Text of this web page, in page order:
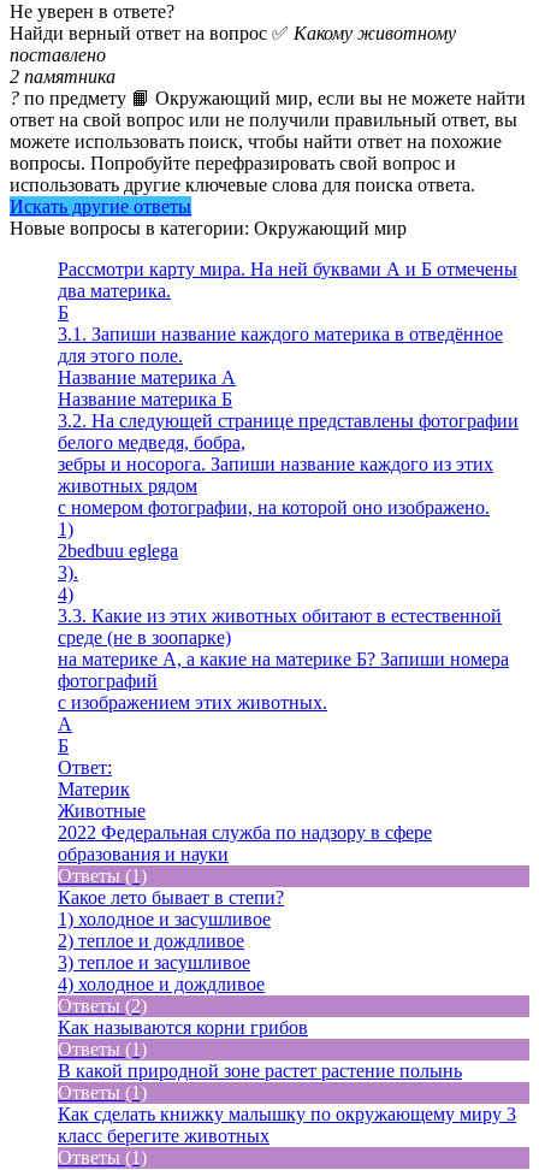
Не уверен в ответе?
Найди верный ответ на вопрос ✅ Какому животному
поставлено
2 памятника
? по предмету 📙 Окружающий мир, если вы не можете найти
ответ на свой вопрос или не получили правильный ответ, вы
можете использовать поиск, чтобы найти ответ на похожие
вопросы. Попробуйте перефразировать свой вопрос и
использовать другие ключевые слова для поиска ответа.
Искать другие ответы
Новые вопросы в категории: Окружающий мир
Рассмотри карту мира. На ней буквами А и Б отмечены
два материка.
Б
3.1. Запиши название каждого материка в отведённое
для этого поле.
Название материка А
Название материка Б
3.2. На следующей странице представлены фотографии
белого медведя, бобра,
зебры и носорога. Запиши название каждого из этих
животных рядом
с номером фотографии, на которой оно изображено.
1)
2bedbuu eglega
3).
4)
3.3. Какие из этих животных обитают в естественной
среде (не в зоопарке)
на материке А, а какие на материке Б? Запиши номера
фотографий
с изображением этих животных.
A
Б
Ответ:
Материк
Животные
2022 Федеральная служба по надзору в сфере
образования и науки
Ответы (1)
Какое лето бывает в степи?
1) холодное и засушливое
2) теплое и дождливое
3) теплое и засушливое
4) холодное и дождливое
Ответы (2)
Как называются корни грибов
Ответы (1)
В какой природной зоне растет растение полынь
Ответы (1)
Как сделать книжку малышку по окружающему миру 3
класс берегите животных
Ответы (1)